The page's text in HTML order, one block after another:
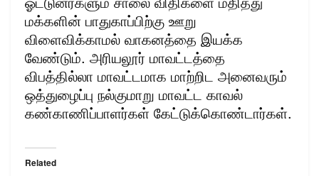
மக்களின் பாதுகாப்பிற்கு ஊறு
விளைவிக்காமல் வாகனத்தை இயக்க
வேண்டும். அரியலூர் மாவட்டத்தை
விபத்தில்லா மாவட்டமாக மாற்றிட அனைவரும்
ஒத்துழைப்பு நல்குமாறு மாவட்ட காவல்
கண்காணிப்பாளர்கள் கேட்டுக்கொண்டார்கள்.
Related